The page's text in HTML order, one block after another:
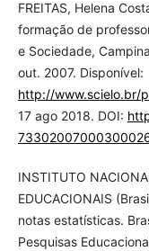
FREITAS, Helena
formação de
e Sociedade,
out. 2007. Disponível:
http://www.scielo.br/
17 ago 2018. DOI:
INSTITUTO
EDUCACIONAIS
notas estatísticas.
Pesquisas